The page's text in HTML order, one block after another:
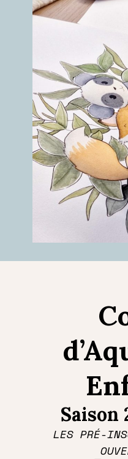
Saison
LES PRÉ-